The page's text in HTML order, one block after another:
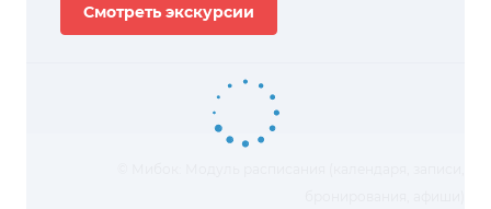
Смотреть экскурсии